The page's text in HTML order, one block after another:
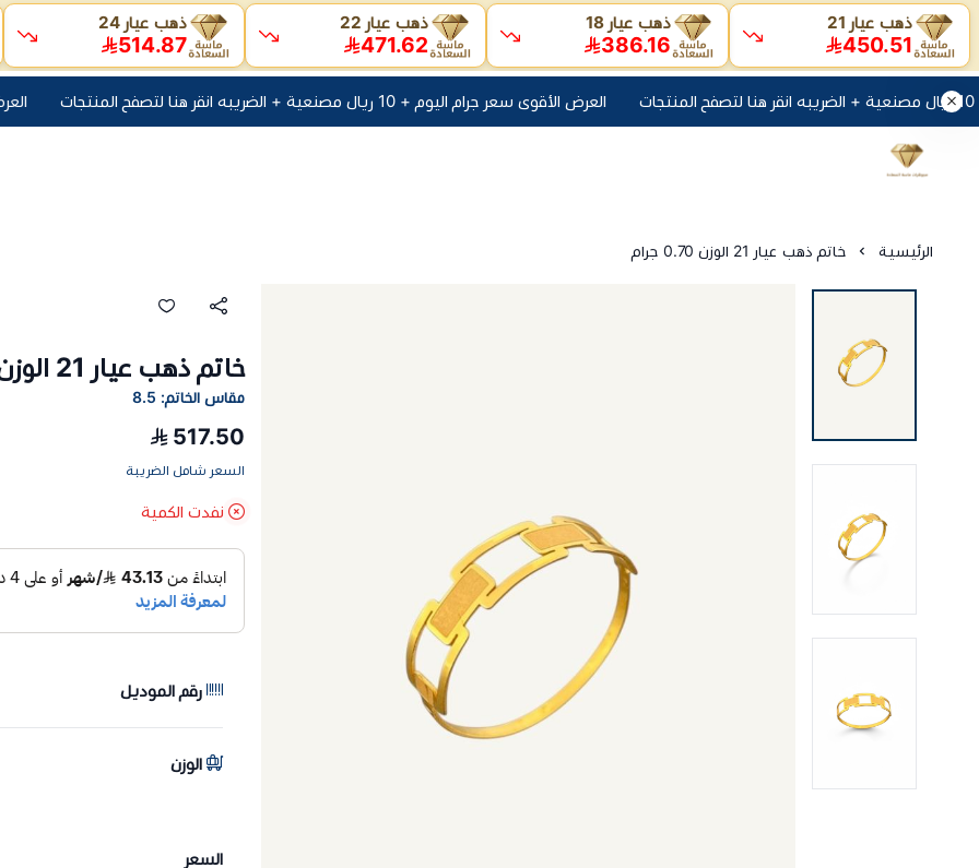
العرض الأقوى سعر جرام اليوم + 10 ريال مصنعية + الضريبه انقر هنا لتصفح المنتجات العرض الأقوى
الرئيسية خاتم ذهب عيار 21 الوزن 0.70 جرام
خاتم ذهب عيار 21 الوزن 0.70 جرام
مقاس الخاتم: 8.5
517.50
السعر شامل الضريبة
نفدت الكمية
رقم الموديل
الوزن
السعر
ذهب عيار 21
450.51
ذهب عيار 18
386.16
ذهب عيار 22
471.62
ذهب عيار 24
514.87